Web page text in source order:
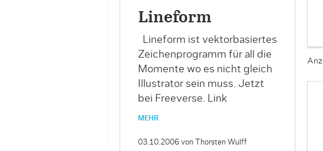
Lineform
Lineform ist vektorbasiertes
Zeichenprogramm für all die
Momente wo es nicht gleich
Illustrator sein muss. Jetzt
bei Freeverse. Link
MEHR
03.10.2006 von Thorsten Wulff